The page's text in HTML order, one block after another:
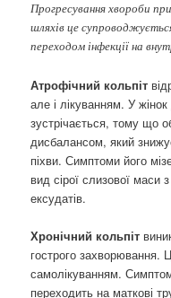
Прогресування хвороби
шляхів це
переходом інфекції на
Атрофічний кольпіт
але і лікуванням. У жінок
зустрічається, тому що
дисбалансом, який
піхви. Симптоми його
вид сірої слизової маси
ексудатів.
Хронічний кольпіт
гострого захворювання.
самолікуванням.
переходить на маткові